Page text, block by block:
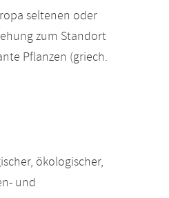
seltenen oder
zum Standort
Pflanzen (griech.
ökologischer,
und